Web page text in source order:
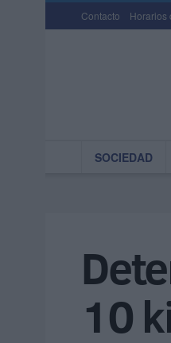
Contacto Horarios
SOCIEDAD
10